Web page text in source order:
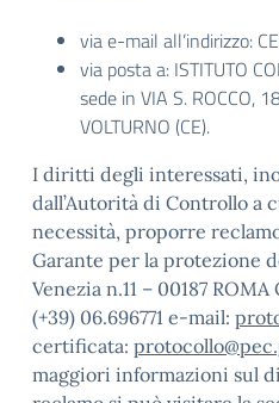
via e-mail all’indirizzo:
via posta a: ISTITUTO
sede in VIA S. ROCCO,
VOLTURNO (CE).
I diritti degli interessati,
dall’Autorità di Controllo a
necessità, proporre
Garante per la protezione
Venezia n.11 – 00187
(+39) 06.696771 e-mail:
certificata:
maggiori informazioni sul